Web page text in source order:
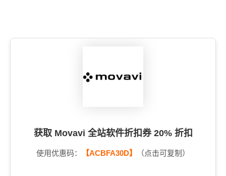
获取 Movavi 全站软件折扣券 20% 折扣
使用优惠码： 【ACBFA30D】 （点击可复制）